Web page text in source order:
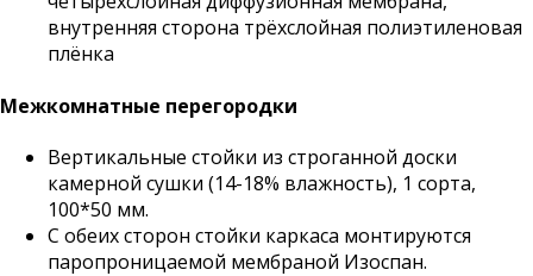
внутренняя сторона трёхслойная полиэтиленовая
плёнка
Межкомнатные перегородки
Вертикальные стойки из строганной доски
камерной сушки (14-18% влажность), 1 сорта,
100*50 мм.
С обеих сторон стойки каркаса монтируются
паропроницаемой мембраной Изоспан.